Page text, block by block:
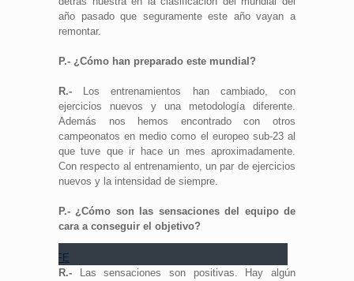
año pasado que seguramente este año vayan a
remontar.
P.- ¿Cómo han preparado este mundial?
R.- Los entrenamientos han cambiado, con
ejercicios nuevos y una metodología diferente.
Además nos hemos encontrado con otros
campeonatos en medio como el europeo sub-23 al
que tuve que ir hace un mes aproximadamente.
Con respecto al entrenamiento, un par de ejercicios
nuevos y la intensidad de siempre.
P.- ¿Cómo son las sensaciones del equipo de
cara a conseguir el objetivo?
R.- Las sensaciones son positivas. Hay algún